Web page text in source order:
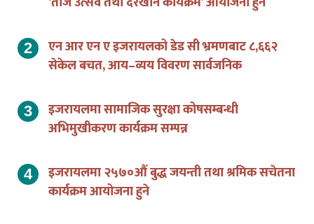
सेकेल बचत, आय–व्यय विवरण सार्वजनिक
अभिमुखीकरण कार्यक्रम सम्पन्न
कार्यक्रम आयोजना हुने